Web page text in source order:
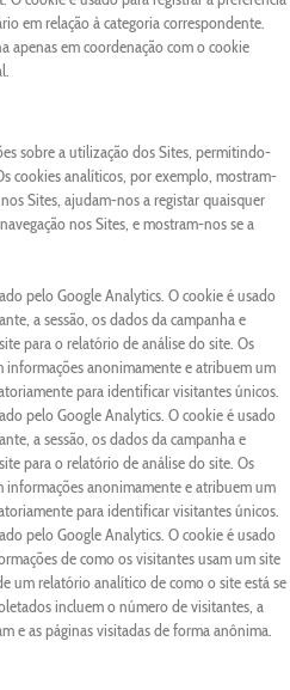
em relação à categoria correspondente.
apenas em coordenação com o cookie
sobre a utilização dos Sites, permitindo-
cookies analíticos, por exemplo, mostram-
Sites, ajudam-nos a registar quaisquer
nos Sites, e mostram-nos se a
pelo Google Analytics. O cookie é usado
a sessão, os dados da campanha e
para o relatório de análise do site. Os
informações anonimamente e atribuem um
para identificar visitantes únicos.
pelo Google Analytics. O cookie é usado
a sessão, os dados da campanha e
para o relatório de análise do site. Os
informações anonimamente e atribuem um
para identificar visitantes únicos.
pelo Google Analytics. O cookie é usado
de como os visitantes usam um site
um relatório analítico de como o site está se
incluem o número de visitantes, a
e as páginas visitadas de forma anônima.